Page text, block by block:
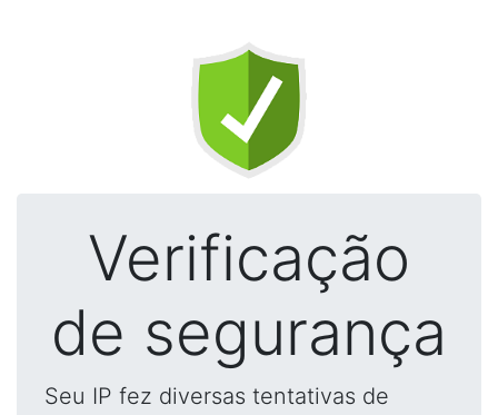
Verificação
de segurança
Seu IP fez diversas tentativas de